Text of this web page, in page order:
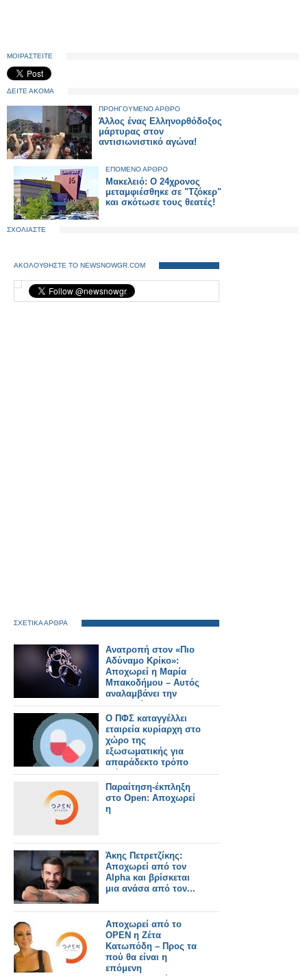
ΜΟΙΡΑΣΤΕΙΤΕ
ΔΕΙΤΕ ΑΚΟΜΑ
ΠΡΟΗΓΟΥΜΕΝΟ ΑΡΘΡΟ
Άλλος ένας Ελληνορθόδοξος
μάρτυρας στον
αντισιωνιστικό αγώνα!
ΕΠΟΜΕΝΟ ΑΡΘΡΟ
Μακελειό: Ο 24χρονος
μεταμφιέσθηκε σε "Τζόκερ"
και σκότωσε τους θεατές!
ΣΧΟΛΙΑΣΤΕ
ΑΚΟΛΟΥΘΗΣΤΕ ΤΟ NEWSNOWGR.COM
ΣΧΕΤΙΚΑ ΑΡΘΡΑ
Ανατροπή στον «Πιο
Αδύναμο Κρίκο»:
Αποχωρεί η Μαρία
Μπακοδήμου – Αυτός
αναλαμβάνει την
παρουσίαση
Ο ΠΦΣ καταγγέλλει
εταιρεία κυρίαρχη στο
χώρο της
εξωσωματικής για
απαράδεκτο τρόπο
διάθεσης
σκευάσματός της
Παραίτηση-έκπληξη
στο Open: Αποχωρεί
η
Άκης Πετρετζίκης:
Αποχωρεί από τον
Alpha και βρίσκεται
μια ανάσα από τον...
Αποχωρεί από το
OPEN η Ζέτα
Κατωπόδη – Προς τα
πού θα είναι η
επόμενη